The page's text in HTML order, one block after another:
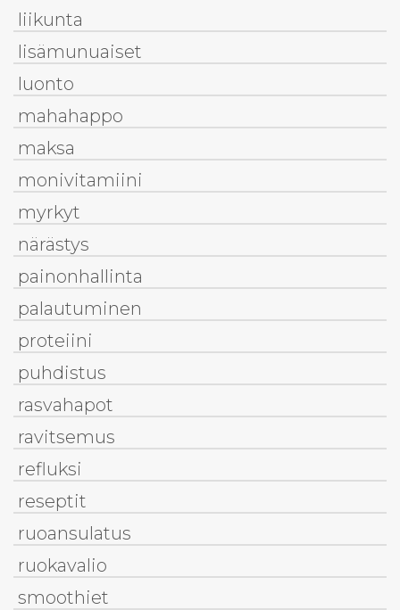
liikunta
lisämunuaiset
luonto
mahahappo
maksa
monivitamiini
myrkyt
närästys
painonhallinta
palautuminen
proteiini
puhdistus
rasvahapot
ravitsemus
refluksi
reseptit
ruoansulatus
ruokavalio
smoothiet